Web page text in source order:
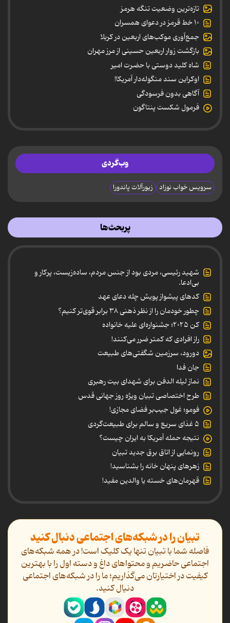
تازه‌ترین وضعیت تنگه هرمز
۱۰ خط قرمز در دعوای همسران
جمع‌آوری موکب‌های اربعین در کربلا
بازگشت زوار اربعین حسینی از مرز مهران
شاه کلید دوستی با حضرت امیر
اوکراین سند منگوله‌دار آمریکا!
آگاهی بدون فرسودگی
فرمول شکست پنتاگون
وب‌گردی
سرویس خواب نوزاد زیورآلات پاندورا
پربحث‌ها
شهید رئیسی، مردی بود از جنس مردم، ساده‌زیست، پرکار و
بی‌ادعا.
کدهای پیشواز پویش چله دعای عهد
چطور خودمان را از نظر ذهنی ۳۸ برابر قوی‌تر کنیم؟
کن ۲۰۲۵؛ جشنواره‌ای علیه خانواده
راز افرادی که کمتر ضرر می‌کنند!
دورود، سرزمین شگفتی‌های طبیعت
جان فدا
نماز لیله الدفن برای شهدای بیت رهبری
طرح اختصاصی تبیان ویژه روز جهانی قدس
فومو؛ غول جیب‌بر فضای مجازی!
۵ غذای سریع و سالم برای طبیعت‌گردی
نتیجه حمله آمریکا به ایران چیست؟
رونمایی از اتاق برق جدید تبیان
زهرهای پنهان خانه را بشناسید!
قهرمان‌های خسته یا والدین مفید!
تبیان را در شبکه‌های اجتماعی دنبال کنید
فاصله شما با تبیان تنها یک کلیک است! در همه شبکه‌های
اجتماعی حاضریم و محتواهای داغ و دسته اول را با بهترین
کیفیت در اختیارتان می‌گذاریم؛ ما را در شبکه‌های اجتماعی
دنیال کنید.